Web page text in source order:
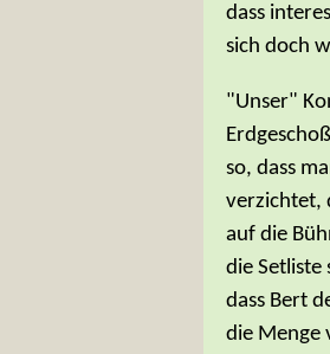
dass
sich doch
"Unser"
so, dass
verzichtet,
auf die
die Setliste
dass Bert
die Menge